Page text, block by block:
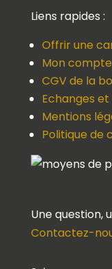
Liens rapides :
Offrir une
Mon
CGV de la
Echanges
Mentions
Politique de
Une question,
Contactez-